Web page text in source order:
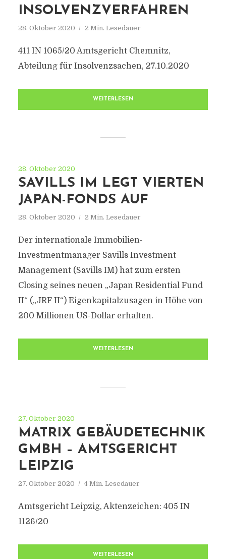
INSOLVENZVERFAHREN
28. Oktober 2020 2 Min. Lesedauer
411 IN 1065/20 Amtsgericht Chemnitz,
Abteilung für Insolvenzsachen, 27.10.2020
WEITERLESEN
28. Oktober 2020
SAVILLS IM LEGT VIERTEN
JAPAN-FONDS AUF
28. Oktober 2020 2 Min. Lesedauer
Der internationale Immobilien-
Investmentmanager Savills Investment
Management (Savills IM) hat zum ersten
Closing seines neuen „Japan Residential Fund
II“ („JRF II“) Eigenkapitalzusagen in Höhe von
200 Millionen US-Dollar erhalten.
WEITERLESEN
27. Oktober 2020
MATRIX GEBÄUDETECHNIK
GMBH – AMTSGERICHT
LEIPZIG
27. Oktober 2020 4 Min. Lesedauer
Amtsgericht Leipzig, Aktenzeichen: 405 IN
1126/20
WEITERLESEN